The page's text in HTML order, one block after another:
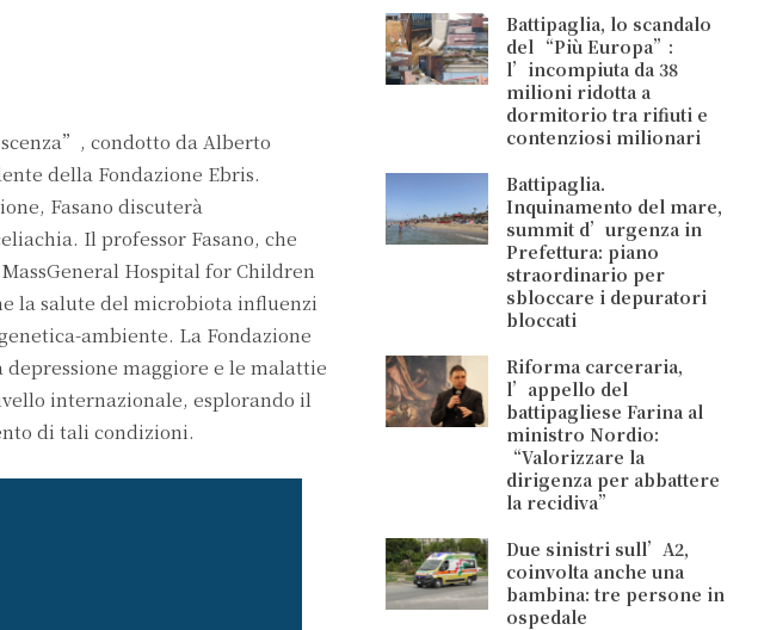
condotto da Alberto
della Fondazione Ebris.
Fasano discuterà
Il professor Fasano, che
Hospital for Children
la salute del microbiota influenzi
ambiente. La Fondazione
maggiore e le malattie
internazionale, esplorando il
di tali condizioni.
Battipaglia, lo scandalo
del “Più Europa”:
l’incompiuta da 38
milioni ridotta a
dormitorio tra rifiuti e
contenziosi milionari
Battipaglia.
Inquinamento del mare,
summit d’urgenza in
Prefettura: piano
straordinario per
sbloccare i depuratori
bloccati
Riforma carceraria,
l’appello del
battipagliese Farina al
ministro Nordio:
“Valorizzare la
dirigenza per abbattere
la recidiva”
Due sinistri sull’A2,
coinvolta anche una
bambina: tre persone in
ospedale